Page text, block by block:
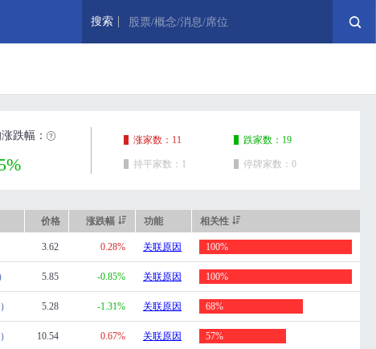
搜索 股票/概念/消息/席位
跌幅： 涨家数：11
持平家数：1
跌家数：19
停牌家数：0
价格 涨跌幅 功能 相关性
3.62 0.28% 关联原因 100%
5.85 -0.85% 关联原因 100%
5.28 -1.31% 关联原因 68%
10.54 0.67% 关联原因 57%